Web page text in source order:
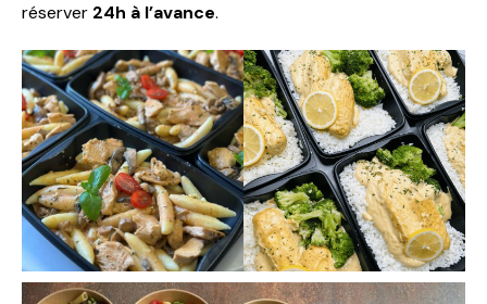
réserver 24h à l’avance.